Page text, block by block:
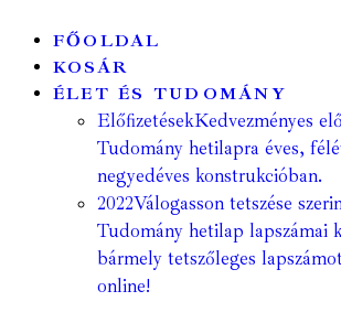
FŐOLDAL
KOSÁR
ÉLET ÉS TUDOMÁNY
ElőfizetésekKedvezményes
Tudomány hetilapra éves,
negyedéves konstrukcióban.
2022Válogasson tetszése
Tudomány hetilap lapszámai
bármely tetszőleges
online!